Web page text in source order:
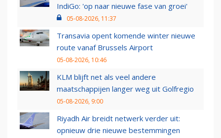
IndiGo: 'op naar nieuwe fase van groei'
05-08-2026, 11:37
Transavia opent komende winter nieuwe
route vanaf Brussels Airport
05-08-2026, 10:46
KLM blijft net als veel andere
maatschappijen langer weg uit Golfregio
05-08-2026, 9:00
Riyadh Air breidt netwerk verder uit:
opnieuw drie nieuwe bestemmingen